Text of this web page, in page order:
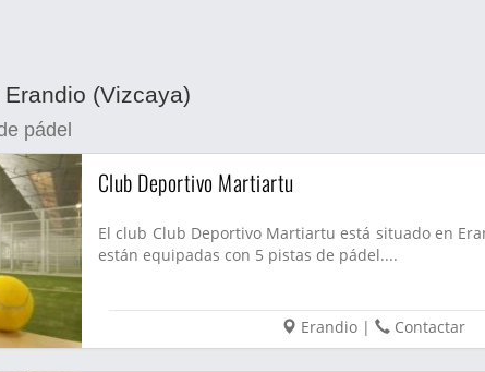
(Vizcaya)
pádel
Club Deportivo Martiartu
El club Club Deportivo Martiartu está situado en
están equipadas con 5 pistas de pádel....
Erandio| Contactar